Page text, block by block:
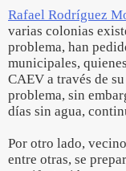
Rafael Rodríguez
varias colonias
problema, han
municipales,
CAEV a través de
problema, sin
días sin agua,
Por otro lado,
entre otras, se